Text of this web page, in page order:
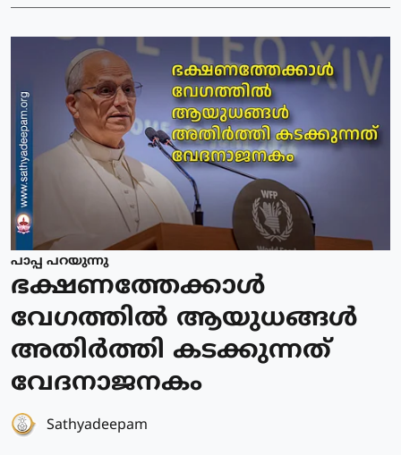
പാപ്പ പറയുന്നു
ഭക്ഷണത്തേക്കാള്‍
വേഗത്തില്‍ ആയുധങ്ങള്‍
അതിര്‍ത്തി കടക്കുന്നത്
വേദനാജനകം
Sathyadeepam